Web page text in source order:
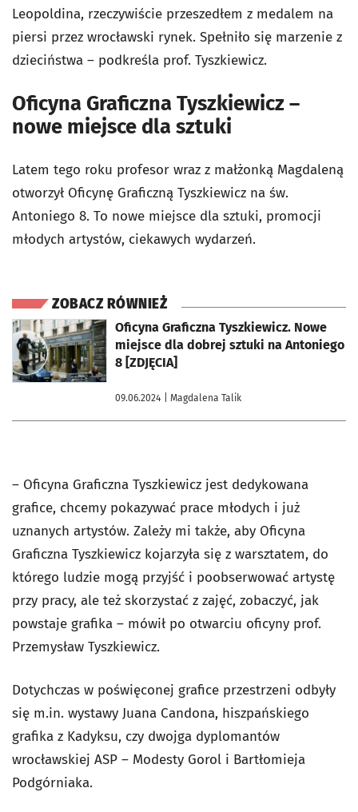
Leopoldina, rzeczywiście przeszedłem z medalem na
piersi przez wrocławski rynek. Spełniło się marzenie z
dzieciństwa – podkreśla prof. Tyszkiewicz.
Oficyna Graficzna Tyszkiewicz –
nowe miejsce dla sztuki
Latem tego roku profesor wraz z małżonką Magdaleną
otworzył Oficynę Graficzną Tyszkiewicz na św.
Antoniego 8. To nowe miejsce dla sztuki, promocji
młodych artystów, ciekawych wydarzeń.
ZOBACZ RÓWNIEŻ
Oficyna Graficzna Tyszkiewicz. Nowe
miejsce dla dobrej sztuki na Antoniego
8 [ZDJĘCIA]
09.06.2024 | Magdalena Talik
otworzy się w nowej karcie
– Oficyna Graficzna Tyszkiewicz jest dedykowana
grafice, chcemy pokazywać prace młodych i już
uznanych artystów. Zależy mi także, aby Oficyna
Graficzna Tyszkiewicz kojarzyła się z warsztatem, do
którego ludzie mogą przyjść i poobserwować artystę
przy pracy, ale też skorzystać z zajęć, zobaczyć, jak
powstaje grafika – mówił po otwarciu oficyny prof.
Przemysław Tyszkiewicz.
Dotychczas w poświęconej grafice przestrzeni odbyły
się m.in. wystawy Juana Candona, hiszpańskiego
grafika z Kadyksu, czy dwojga dyplomantów
wrocławskiej ASP – Modesty Gorol i Bartłomieja
Podgórniaka.